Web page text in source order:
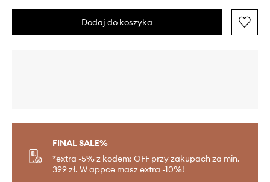
Dodaj do koszyka
FINAL SALE%
*extra -5% z kodem: OFF przy zakupach za min.
399 zł. W appce masz extra -10%!